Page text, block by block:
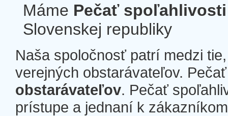
Máme Pečať spoľahlivosti
Slovenskej republiky
Naša spoločnosť patrí medzi
verejných obstarávateľov.
obstarávateľov. Pečať
prístupe a jednaní k